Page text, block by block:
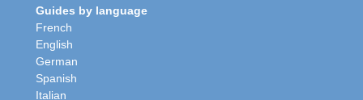
Guides by language
French
English
German
Spanish
Italian